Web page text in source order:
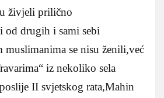
živjeli prilično
od drugih i sami sebi
se nisu ženili,već
iz nekoliko sela
II svjetskog rata,Mahin